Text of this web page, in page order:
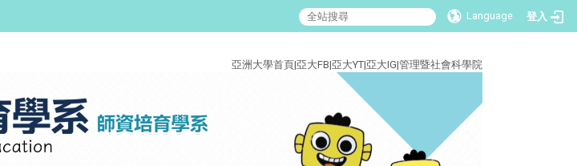
Language 登入
亞洲大學首頁|亞大FB|亞大YT|亞大IG|管理暨社會科學院